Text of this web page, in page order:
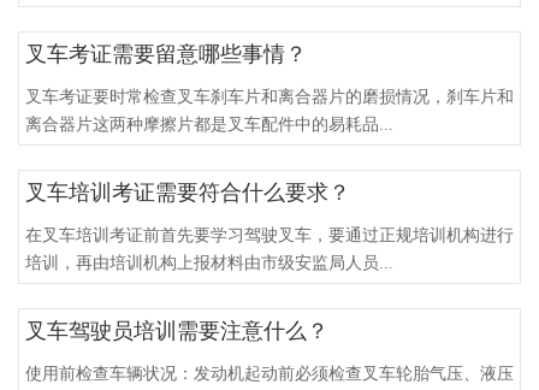
叉车考证需要留意哪些事情？
叉车考证要时常检查叉车刹车片和离合器片的磨损情况，刹车片和
离合器片这两种摩擦片都是叉车配件中的易耗品...
叉车培训考证需要符合什么要求？
在叉车培训考证前首先要学习驾驶叉车，要通过正规培训机构进行
培训，再由培训机构上报材料由市级安监局人员...
叉车驾驶员培训需要注意什么？
使用前检查车辆状况：发动机起动前必须检查叉车轮胎气压、液压